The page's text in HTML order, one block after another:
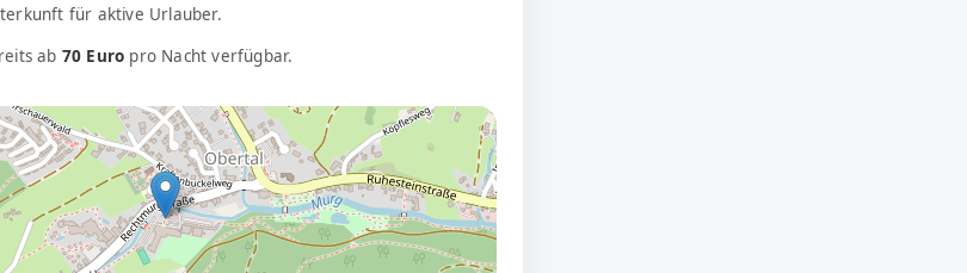
für aktive Urlauber.
ab 70 Euro pro Nacht verfügbar.